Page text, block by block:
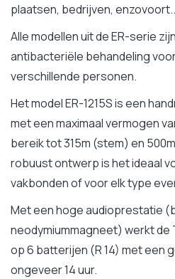
plaatsen, bedrijven,
Alle modellen uit de ER-serie
antibacteriële behandeling
verschillende personen.
Het model ER-1215S is een
met een maximaal vermogen
bereik tot 315m (stem) en
robuust ontwerp is het ideaal
vakbonden of voor elk type
Met een hoge audioprestatie
neodymiummagneet) werkt de
op 6 batterijen (R 14) met een
ongeveer 14 uur.